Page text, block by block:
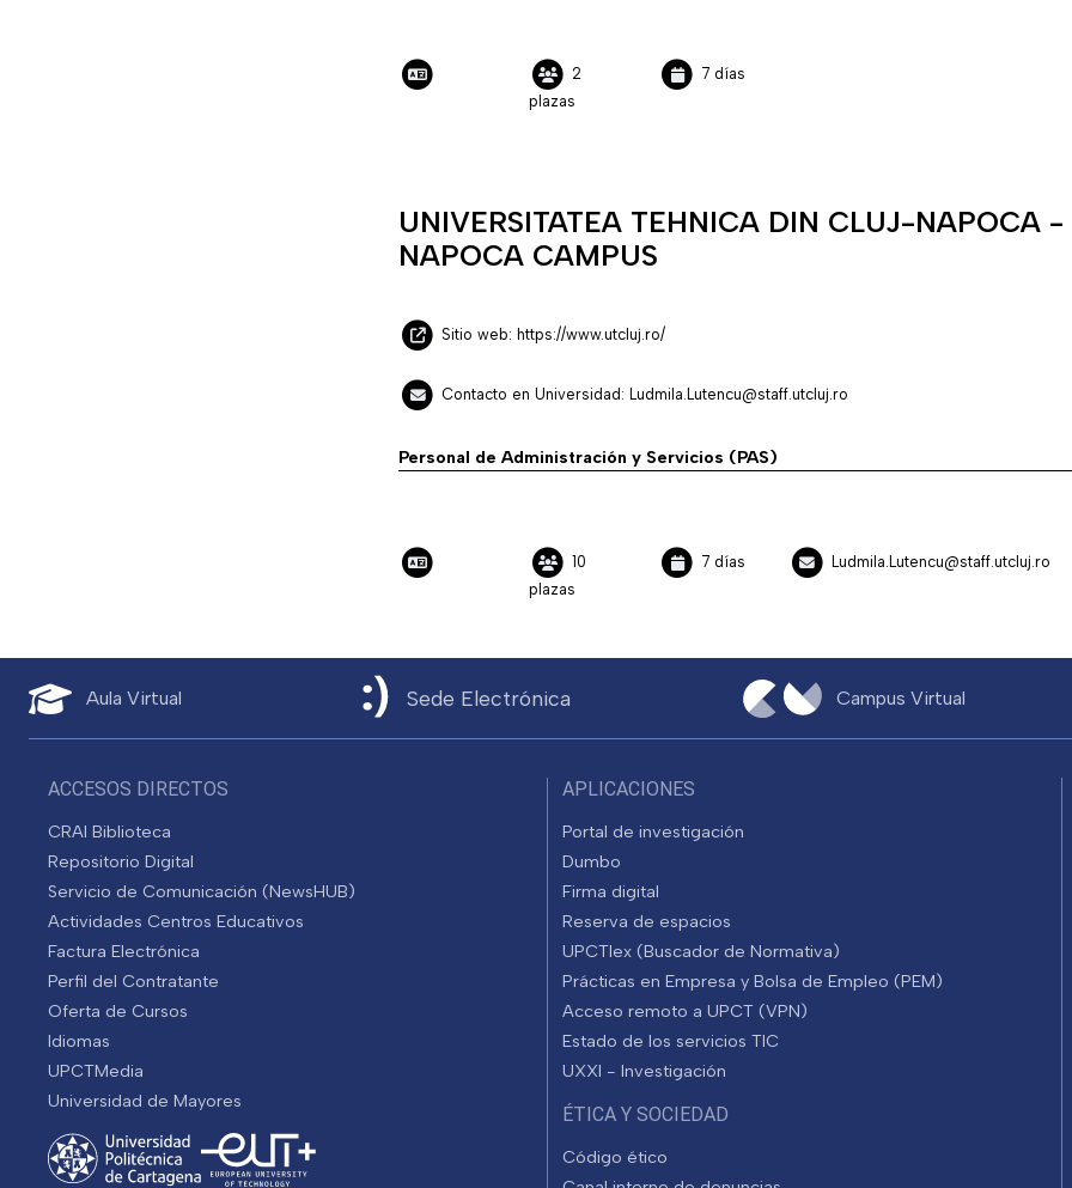
2
plazas
7 días
UNIVERSITATEA TEHNICA DIN CLUJ-NAPOCA -
NAPOCA CAMPUS
Sitio web: https://www.utcluj.ro/
Contacto en Universidad: Ludmila.Lutencu@staff.utcluj.ro
Personal de Administración y Servicios (PAS)
10
plazas
7 días Ludmila.Lutencu@staff.utcluj.ro
Aula Virtual Sede Electrónica Campus Virtual
ACCESOS DIRECTOS
CRAI Biblioteca
Repositorio Digital
Servicio de Comunicación (NewsHUB)
Actividades Centros Educativos
Factura Electrónica
Perfil del Contratante
Oferta de Cursos
Idiomas
UPCTMedia
Universidad de Mayores
APLICACIONES
Portal de investigación
Dumbo
Firma digital
Reserva de espacios
UPCTlex (Buscador de Normativa)
Prácticas en Empresa y Bolsa de Empleo (PEM)
Acceso remoto a UPCT (VPN)
Estado de los servicios TIC
UXXI - Investigación
ÉTICA Y SOCIEDAD
Código ético